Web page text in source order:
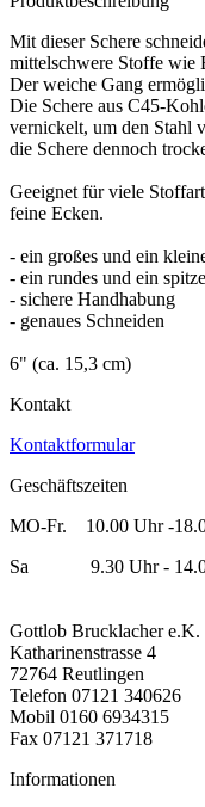
Mit dieser Schere
mittelschwere Stoffe wie
Der weiche Gang
Die Schere aus C45-
vernickelt, um den Stahl
die Schere dennoch
Geeignet für viele
feine Ecken.
- ein großes und ein
- ein rundes und ein
- sichere Handhabung
- genaues Schneiden
6" (ca. 15,3 cm)
Kontakt
Kontaktformular
Geschäftszeiten
MO-Fr. 10.00 Uhr -
Sa 9.30 Uhr -
Gottlob Brucklacher e.K.
Katharinenstrasse 4
72764 Reutlingen
Telefon 07121 340626
Mobil 0160 6934315
Fax 07121 371718
Informationen